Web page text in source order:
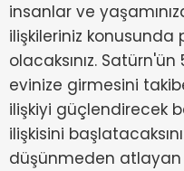
insanlar ve
ilişkileriniz konusunda
olacaksınız.
evinize girmesini
ilişkiyi güçlendirecek
ilişkisini
düşünmeden atlayan